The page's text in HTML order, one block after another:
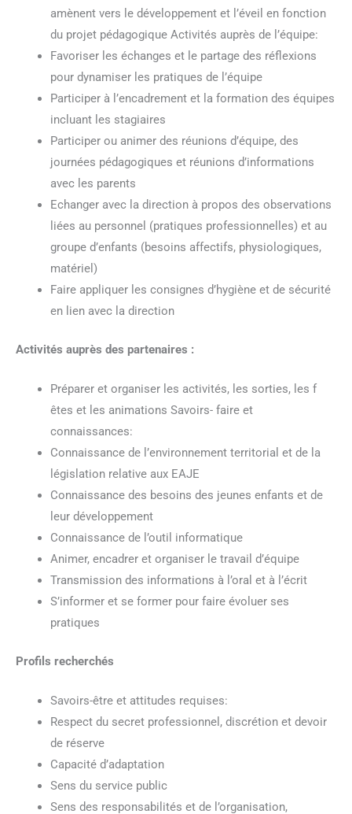
amènent vers le développement et l’éveil en fonction
du projet pédagogique Activités auprès de l’équipe:
Favoriser les échanges et le partage des réflexions
pour dynamiser les pratiques de l’équipe
Participer à l’encadrement et la formation des équipes
incluant les stagiaires
Participer ou animer des réunions d’équipe, des
journées pédagogiques et réunions d’informations
avec les parents
Echanger avec la direction à propos des observations
liées au personnel (pratiques professionnelles) et au
groupe d’enfants (besoins affectifs, physiologiques,
matériel)
Faire appliquer les consignes d’hygiène et de sécurité
en lien avec la direction
Activités auprès des partenaires :
Préparer et organiser les activités, les sorties, les f
êtes et les animations Savoirs- faire et
connaissances:
Connaissance de l’environnement territorial et de la
législation relative aux EAJE
Connaissance des besoins des jeunes enfants et de
leur développement
Connaissance de l’outil informatique
Animer, encadrer et organiser le travail d’équipe
Transmission des informations à l’oral et à l’écrit
S’informer et se former pour faire évoluer ses
pratiques
Profils recherchés
Savoirs-être et attitudes requises:
Respect du secret professionnel, discrétion et devoir
de réserve
Capacité d’adaptation
Sens du service public
Sens des responsabilités et de l’organisation,